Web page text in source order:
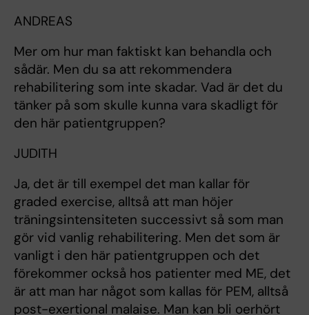
ANDREAS
Mer om hur man faktiskt kan behandla och
sådär. Men du sa att rekommendera
rehabilitering som inte skadar. Vad är det du
tänker på som skulle kunna vara skadligt för
den här patientgruppen?
JUDITH
Ja, det är till exempel det man kallar för
graded exercise, alltså att man höjer
träningsintensiteten successivt så som man
gör vid vanlig rehabilitering. Men det som är
vanligt i den här patientgruppen och det
förekommer också hos patienter med ME, det
är att man har något som kallas för PEM, alltså
post-exertional malaise. Man kan bli oerhört